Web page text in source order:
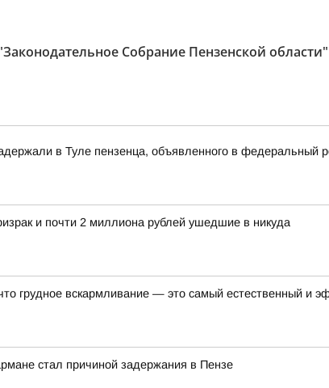
Собрание Пензенской области"
в Туле пензенца, объявленного в федеральный
и почти 2 миллиона рублей ушедшие в никуда
грудное вскармливание — это самый естественный и
стал причиной задержания в Пензе